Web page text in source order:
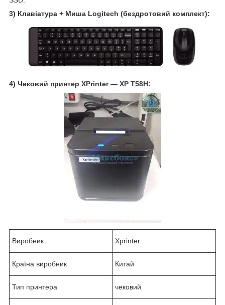
3) Клавіатура + Миша Logitech (бездротовий комплект):
4) Чековий принтер XPrinter — XP T58H:
Виробник Xprinter
Країна виробник Китай
Тип принтера чековий